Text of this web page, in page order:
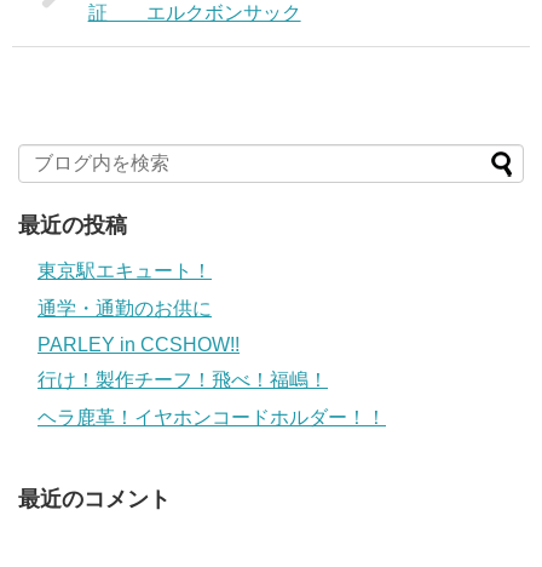
証 エルクボンサック
最近の投稿
東京駅エキュート！
通学・通勤のお供に
PARLEY in CCSHOW!!
行け！製作チーフ！飛べ！福嶋！
ヘラ鹿革！イヤホンコードホルダー！！
最近のコメント